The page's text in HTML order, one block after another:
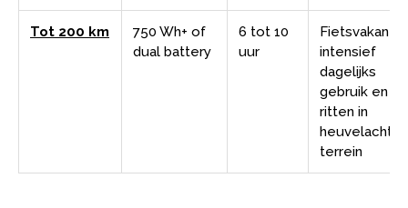
Tot 200 km
750 Wh+ of
dual battery
6 tot 10
uur
intensief
dagelijks
gebruik en
ritten in
heuvelachtig
terrein